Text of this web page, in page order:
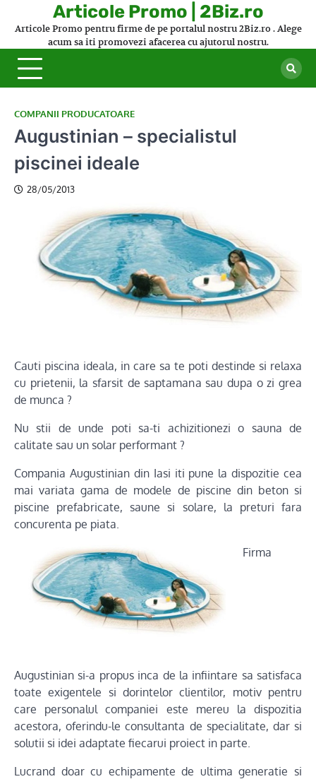
Articole Promo | 2Biz.ro
Articole Promo pentru firme de pe portalul nostru 2Biz.ro . Alege
acum sa iti promovezi afacerea cu ajutorul nostru.
COMPANII PRODUCATOARE
Augustinian – specialistul
piscinei ideale
28/05/2013
Cauti piscina ideala, in care sa te poti destinde si relaxa
cu prietenii, la sfarsit de saptamana sau dupa o zi grea
de munca ?
Nu stii de unde poti sa-ti achizitionezi o sauna de
calitate sau un solar performant ?
Compania Augustinian din Iasi iti pune la dispozitie cea
mai variata gama de modele de piscine din beton si
piscine prefabricate, saune si solare, la preturi fara
concurenta pe piata.
Firma
Augustinian si-a propus inca de la infiintare sa satisfaca
toate exigentele si dorintelor clientilor, motiv pentru
care personalul companiei este mereu la dispozitia
acestora, oferindu-le consultanta de specialitate, dar si
solutii si idei adaptate fiecarui proiect in parte.
Lucrand doar cu echipamente de ultima generatie si